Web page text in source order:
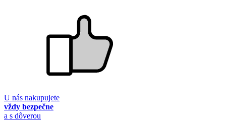
U nás nakupujete
vždy bezpečne
a s dôverou